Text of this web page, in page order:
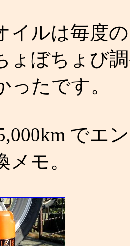
イルは毎度
ょぼちょび
ったです。
でエ
メモ。